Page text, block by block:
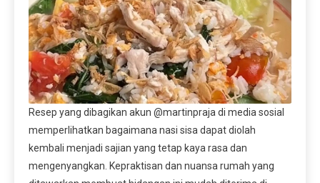
Resep yang dibagikan akun @martinpraja di media sosial
memperlihatkan bagaimana nasi sisa dapat diolah
kembali menjadi sajian yang tetap kaya rasa dan
mengenyangkan. Kepraktisan dan nuansa rumah yang